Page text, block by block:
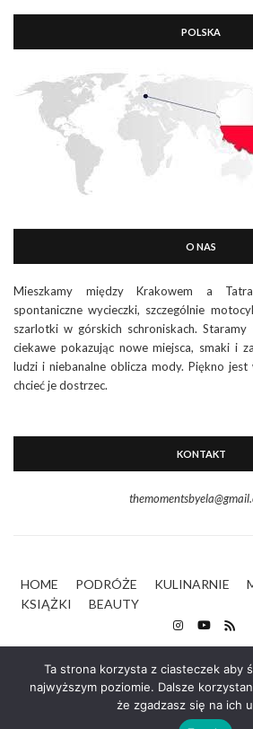
POLSKA
O NAS
Mieszkamy między Krakowem a
spontaniczne wycieczki, szczególnie
szarlotki w górskich schroniskach.
ciekawe pokazując nowe miejsca, smaki i
ludzi i niebanalne oblicza mody. Piękno
chcieć je dostrzec.
KONTAKT
HOME PODRÓŻE KULINARNIE
KSIĄŻKI
BEAUTY
Ta strona korzysta z ciasteczek aby
najwyższym poziomie. Dalsze
że zgadzasz się na ich